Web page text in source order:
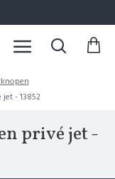
- 13852
privé jet -